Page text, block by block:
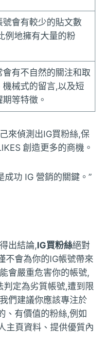
號會有較少的貼文數
例地擁有大量的粉
會有不自然的關注和取
機械式的留言,以及短
等特徵。
來偵測出IG買粉絲,保
創造更多的商機。
成功 IG 營銷的關鍵。”
出結論,IG買粉絲絕對
不會為你的IG帳號帶來
會嚴重危害你的帳號,
定為劣質帳號,遭到限
們建議你應該專注於
、有價值的粉絲,例如
主頁資料、提供優質內